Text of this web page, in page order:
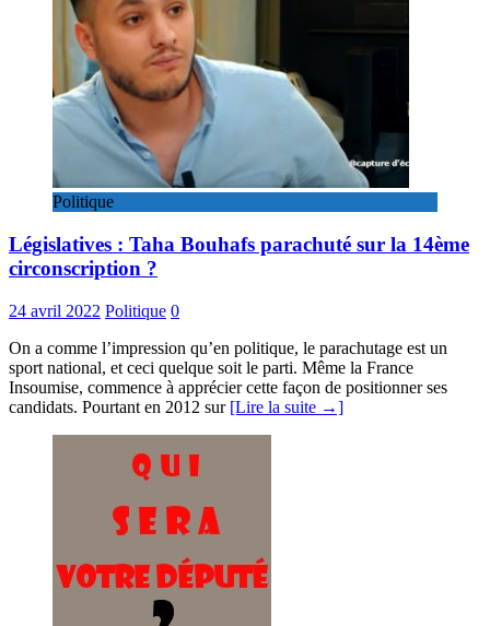
Politique
Législatives : Taha Bouhafs parachuté sur la 14ème
circonscription ?
24 avril 2022 Politique 0
On a comme l’impression qu’en politique, le parachutage est un
sport national, et ceci quelque soit le parti. Même la France
Insoumise, commence à apprécier cette façon de positionner ses
candidats. Pourtant en 2012 sur [Lire la suite →]